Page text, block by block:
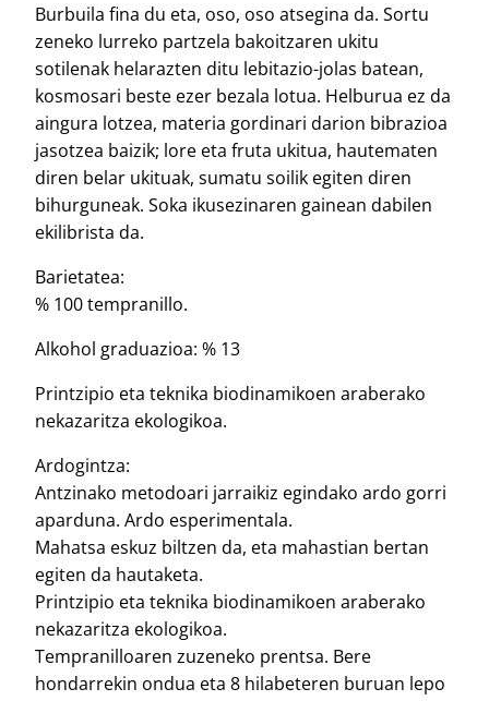
Burbuila fina du eta, oso, oso atsegina da. Sortu
zeneko lurreko partzela bakoitzaren ukitu
sotilenak helarazten ditu lebitazio-jolas batean,
kosmosari beste ezer bezala lotua. Helburua ez da
aingura lotzea, materia gordinari darion bibrazioa
jasotzea baizik; lore eta fruta ukitua, hautematen
diren belar ukituak, sumatu soilik egiten diren
bihurguneak. Soka ikusezinaren gainean dabilen
ekilibrista da.
Barietatea:
% 100 tempranillo.
Alkohol graduazioa: % 13
Printzipio eta teknika biodinamikoen araberako
nekazaritza ekologikoa.
Ardogintza:
Antzinako metodoari jarraikiz egindako ardo gorri
aparduna. Ardo esperimentala.
Mahatsa eskuz biltzen da, eta mahastian bertan
egiten da hautaketa.
Printzipio eta teknika biodinamikoen araberako
nekazaritza ekologikoa.
Tempranilloaren zuzeneko prentsa. Bere
hondarrekin ondua eta 8 hilabeteren buruan lepo